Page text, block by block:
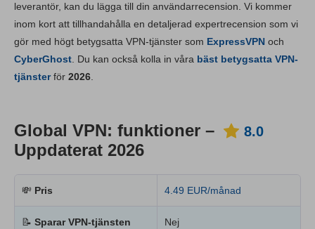
Installation och appar 8.4
Pålitlighet & support 8.4
leverantör, kan du lägga till din användarrecension. Vi kommer
inom kort att tillhandahålla en detaljerad expertrecension som vi
gör med högt betygsatta VPN-tjänster som ExpressVPN och
CyberGhost . Du kan också kolla in våra bäst betygsatta VPN-
tjänsterför 2026
Global VPN: funktioner –
Uppdaterat 2026
8.0
💸 Pris 4.49 EUR/månad
📝 Sparar VPN-tjänsten
Nej